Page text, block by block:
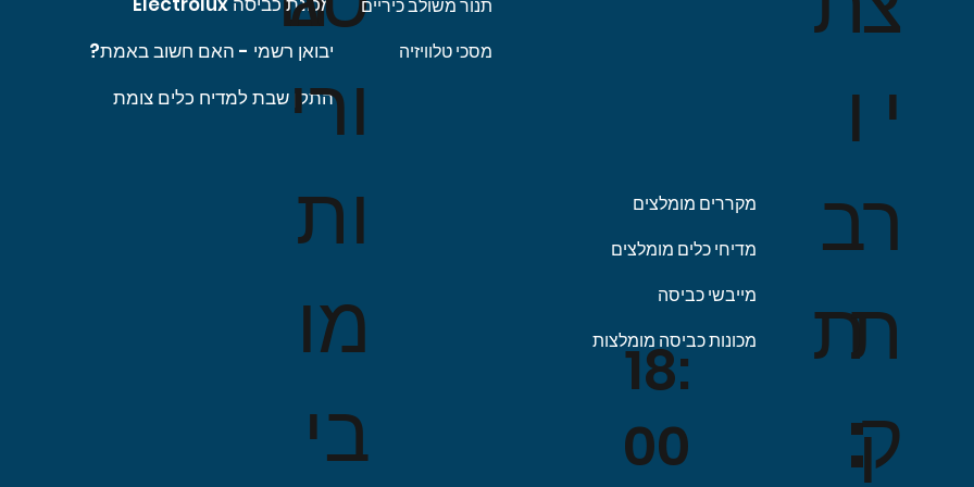
‏3,290.00 ‏₪
‏2,950.00 ‏₪ ‏2,790.00 ‏₪
‏2,990.00 ‏₪
‏2,650.00 ‏₪ ‏1,190.00 ‏₪
יבואן רשמי - האם חשוב באמת?
התקן שבת למדיח כלים צומת
ורי
ות
מו
בי
תנור משולב כיריים
מסכי טלוויזיה
מקררים מומלצים
מדיחי כלים מומלצים
מייבשי כביסה
מכונות כביסה מומלצות
18:
00
ו
ב
ת
:
י
ר
ת
ק